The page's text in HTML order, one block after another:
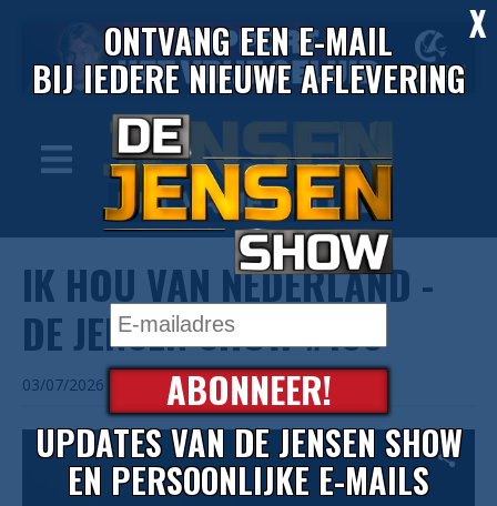
IK HOU VAN NEDERLAND -
DE JENSEN SHOW #198
03/07/2026
X
ONTVANG EEN E-MAIL
BIJ IEDERE NIEUWE AFLEVERING
ABONNEER!
UPDATES VAN DE JENSEN SHOW
EN PERSOONLIJKE E-MAILS